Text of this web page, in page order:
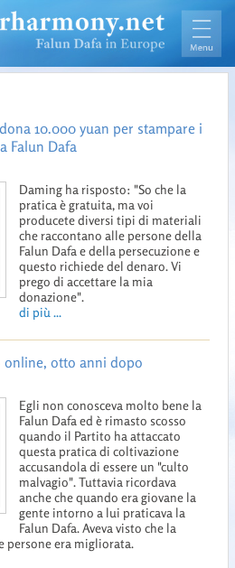
10.000 yuan per stampare i
Falun Dafa
Daming ha risposto: "So che la
pratica è gratuita, ma voi
producete diversi tipi di materiali
che raccontano alle persone della
Falun Dafa e della persecuzione e
questo richiede del denaro. Vi
prego di accettare la mia
donazione".
di più ...
online, otto anni dopo
Egli non conosceva molto bene la
Falun Dafa ed è rimasto scosso
quando il Partito ha attaccato
questa pratica di coltivazione
accusandola di essere un "culto
malvagio". Tuttavia ricordava
anche che quando era giovane la
gente intorno a lui praticava la
Falun Dafa. Aveva visto che la
persone era migliorata.